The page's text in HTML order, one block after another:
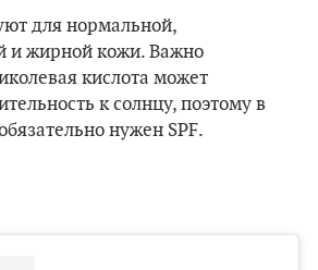
для нормальной,
и жирной кожи. Важно
кислота может
к солнцу, поэтому в
нужен SPF.